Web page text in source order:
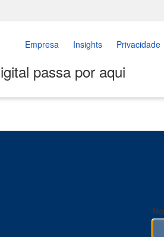
Empresa Insights Privacidade
passa por aqui